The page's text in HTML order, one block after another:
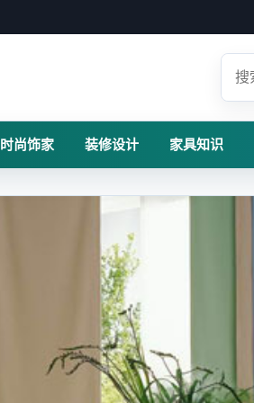
时尚饰家 装修设计 家具知识